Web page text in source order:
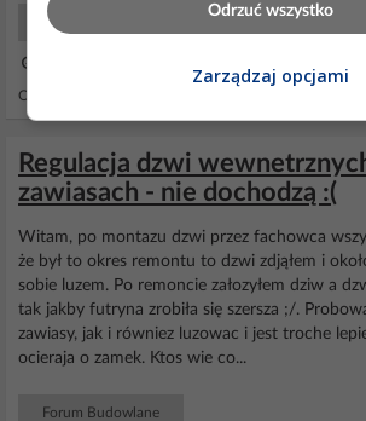
AGD Początkujący
Odpowiedzi: 2 Wyświetleń: 1672
Regulacja dzwi
zawiasach - nie dochodzą :(
Witam, po montazu dzwi przez fachowca
że był to okres remontu to dzwi zdjąłem i
sobie luzem. Po remoncie załozyłem dziw a
tak jakby futryna zrobiła się szersza ;/.
zawiasy, jak i równiez luzowac i jest troche
ocieraja o zamek. Ktos wie co...
Forum Budowlane
Odrzuć wszystko
Zarządzaj opcjami